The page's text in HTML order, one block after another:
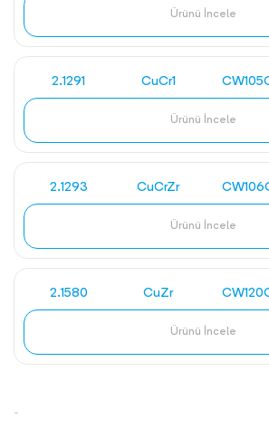
Ürünü İncele
2.1291 CuCr1
Ürünü İncele
2.1293 CuCrZr
Ürünü İncele
2.1580 CuZr
Ürünü İncele
-